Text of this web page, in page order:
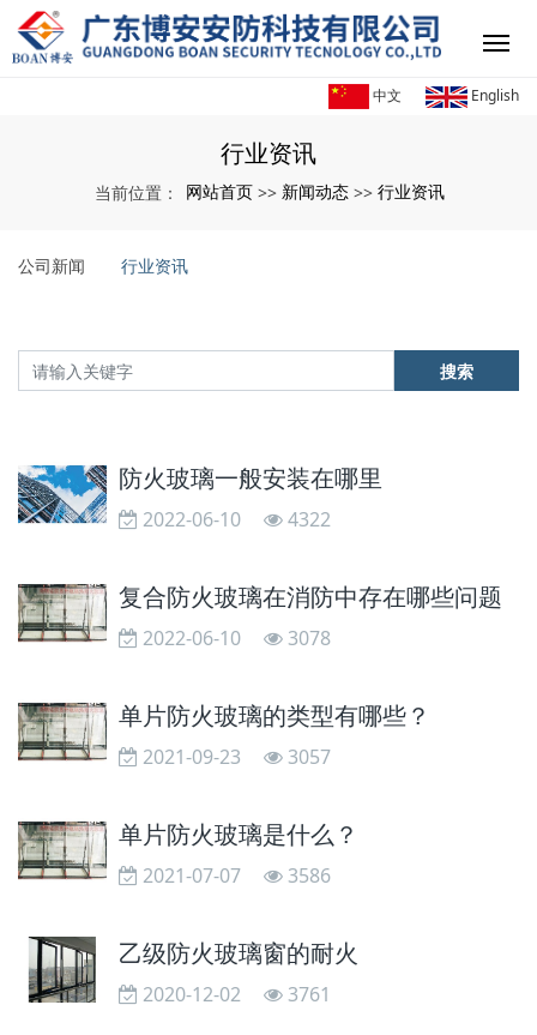
中文 English
行业资讯
当前位置： 网站首页 >> 新闻动态 >> 行业资讯
公司新闻 行业资讯
搜索
防火玻璃一般安装在哪里
2022-06-10 4322
复合防火玻璃在消防中存在哪些问题
2022-06-10 3078
单片防火玻璃的类型有哪些？
2021-09-23 3057
单片防火玻璃是什么？
2021-07-07 3586
乙级防火玻璃窗的耐火
2020-12-02 3761